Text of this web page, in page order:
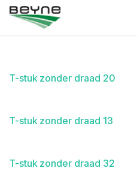
Overslaan naar inhoud
T-stuk zonder draad 20
T-stuk zonder draad 13
T-stuk zonder draad 32